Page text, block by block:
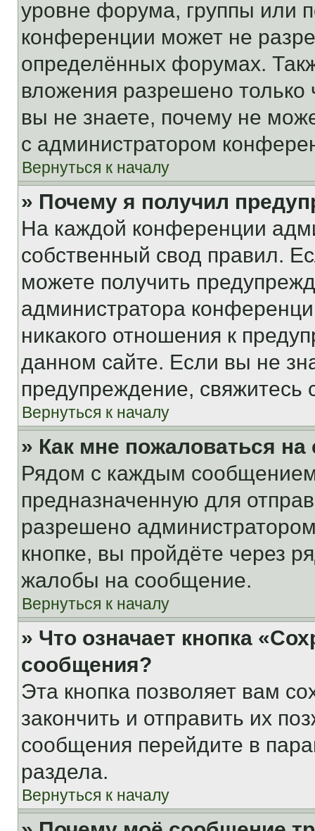
уровне форума, группы или
конференции может не
определённых форумах.
вложения разрешено
вы не знаете, почему не
с администратором
Вернуться к началу
» Почему я получил
На каждой конференции
собственный свод правил.
можете получить
администратора
никакого отношения к
данном сайте. Если вы не
предупреждение,
Вернуться к началу
» Как мне пожаловаться
Рядом с каждым сообщением
предназначенную для
разрешено
кнопке, вы пройдёте через
жалобы на сообщение.
Вернуться к началу
» Что означает кнопка
сообщения?
Эта кнопка позволяет вам
закончить и отправить их
сообщения перейдите в
раздела.
Вернуться к началу